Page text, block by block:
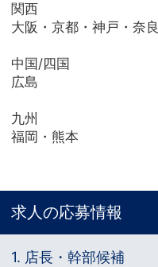
関西
大阪・京都・神戸・奈良
中国/四国
広島
九州
福岡・熊本
求人の応募情報
1. 店長・幹部候補